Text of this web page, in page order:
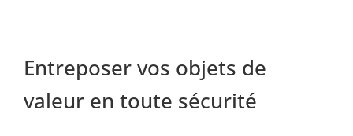
Entreposer vos objets de
valeur en toute sécurité